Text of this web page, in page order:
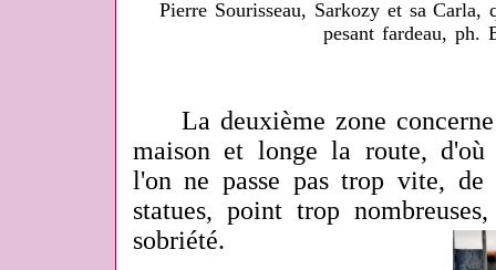
Pierre Sourisseau, Sarkozy et sa Carla,
pesant fardeau, ph.
La deuxième zone concerne
maison et longe la route,
l'on ne passe pas trop vite,
statues, point trop
sobriété.